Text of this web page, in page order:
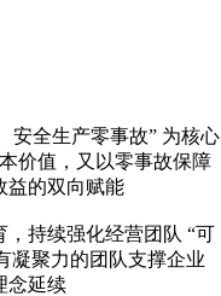
安全生产零事故” 为核心
价值，又以零事故保障
益的双向赋能
持续强化经营团队 “可
聚力的团队支撑企业
念延续